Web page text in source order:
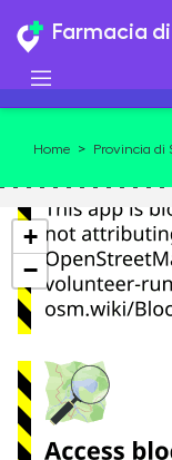
Farmacia
Home > Provincia di
+
−